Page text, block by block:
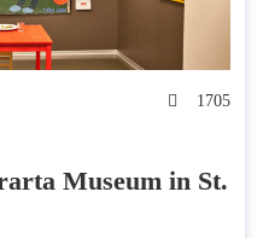
1705
Museum in St.